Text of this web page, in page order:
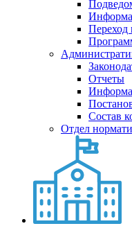
Переход
Отчеты
Состав
Отдел